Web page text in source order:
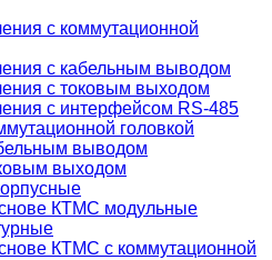
с коммутационной
с кабельным выводом
с токовым выходом
с интерфейсом RS-485
головкой
выводом
выходом
КТМС модульные
КТМС с коммутационной